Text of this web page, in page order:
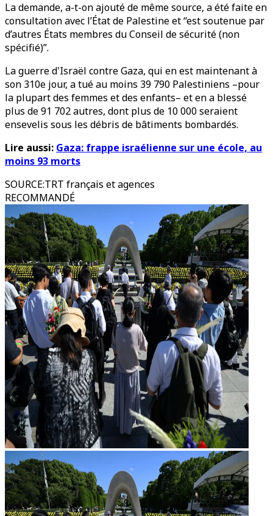
La demande, a-t-on ajouté de même source, a été faite en
consultation avec l’État de Palestine et “est soutenue par
d’autres États membres du Conseil de sécurité (non
spécifié)”.
La guerre d'Israël contre Gaza, qui en est maintenant à
son 310e jour, a tué au moins 39 790 Palestiniens –pour
la plupart des femmes et des enfants– et en a blessé
plus de 91 702 autres, dont plus de 10 000 seraient
ensevelis sous les débris de bâtiments bombardés.
Lire aussi: Gaza: frappe israélienne sur une école, au
moins 93 morts
SOURCE:TRT français et agences
RECOMMANDÉ